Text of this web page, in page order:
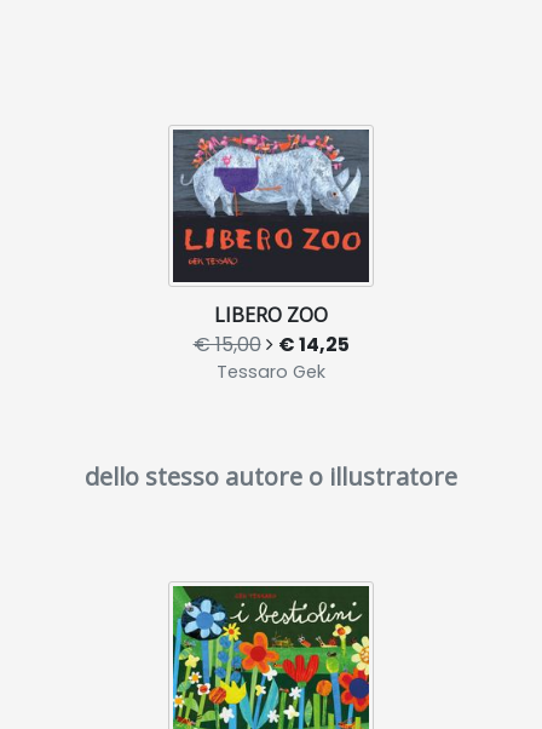
LIBERO ZOO
€ 15,00 € 14,25
Tessaro Gek
dello stesso autore o illustratore